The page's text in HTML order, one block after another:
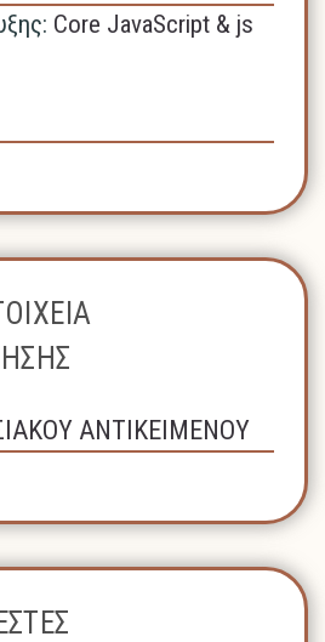
Core JavaScript & js
ΑΝΤΙΚΕΙΜΕΝΟΥ